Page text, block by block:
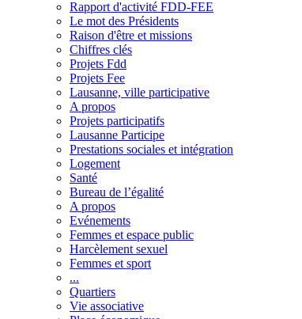
Rapport d'activité FDD-FEE
Le mot des Présidents
Raison d'être et missions
Chiffres clés
Projets Fdd
Projets Fee
Lausanne, ville participative
A propos
Projets participatifs
Lausanne Participe
Prestations sociales et intégration
Logement
Santé
Bureau de l’égalité
A propos
Evénements
Femmes et espace public
Harcèlement sexuel
Femmes et sport
...
Quartiers
Vie associative